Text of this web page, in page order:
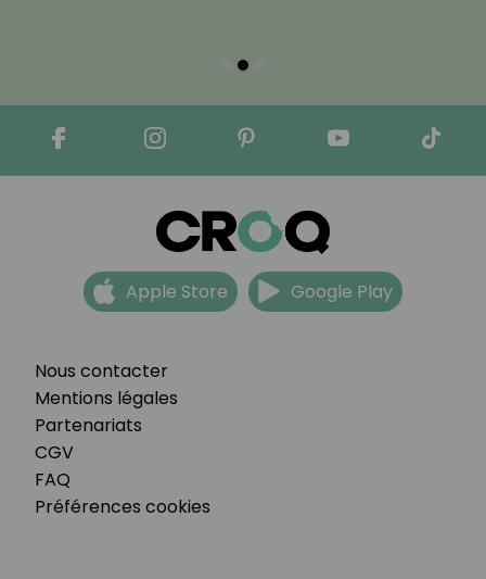
Nous contacter
Mentions légales
Partenariats
CGV
FAQ
Préférences cookies
Apple Store Google Play